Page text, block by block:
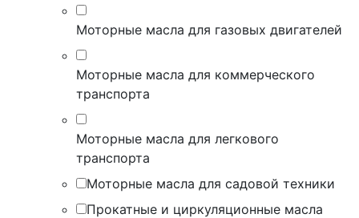
Моторные масла для газовых двигателей
Моторные масла для коммерческого
транспорта
Моторные масла для легкового
транспорта
Моторные масла для садовой техники
Прокатные и циркуляционные масла